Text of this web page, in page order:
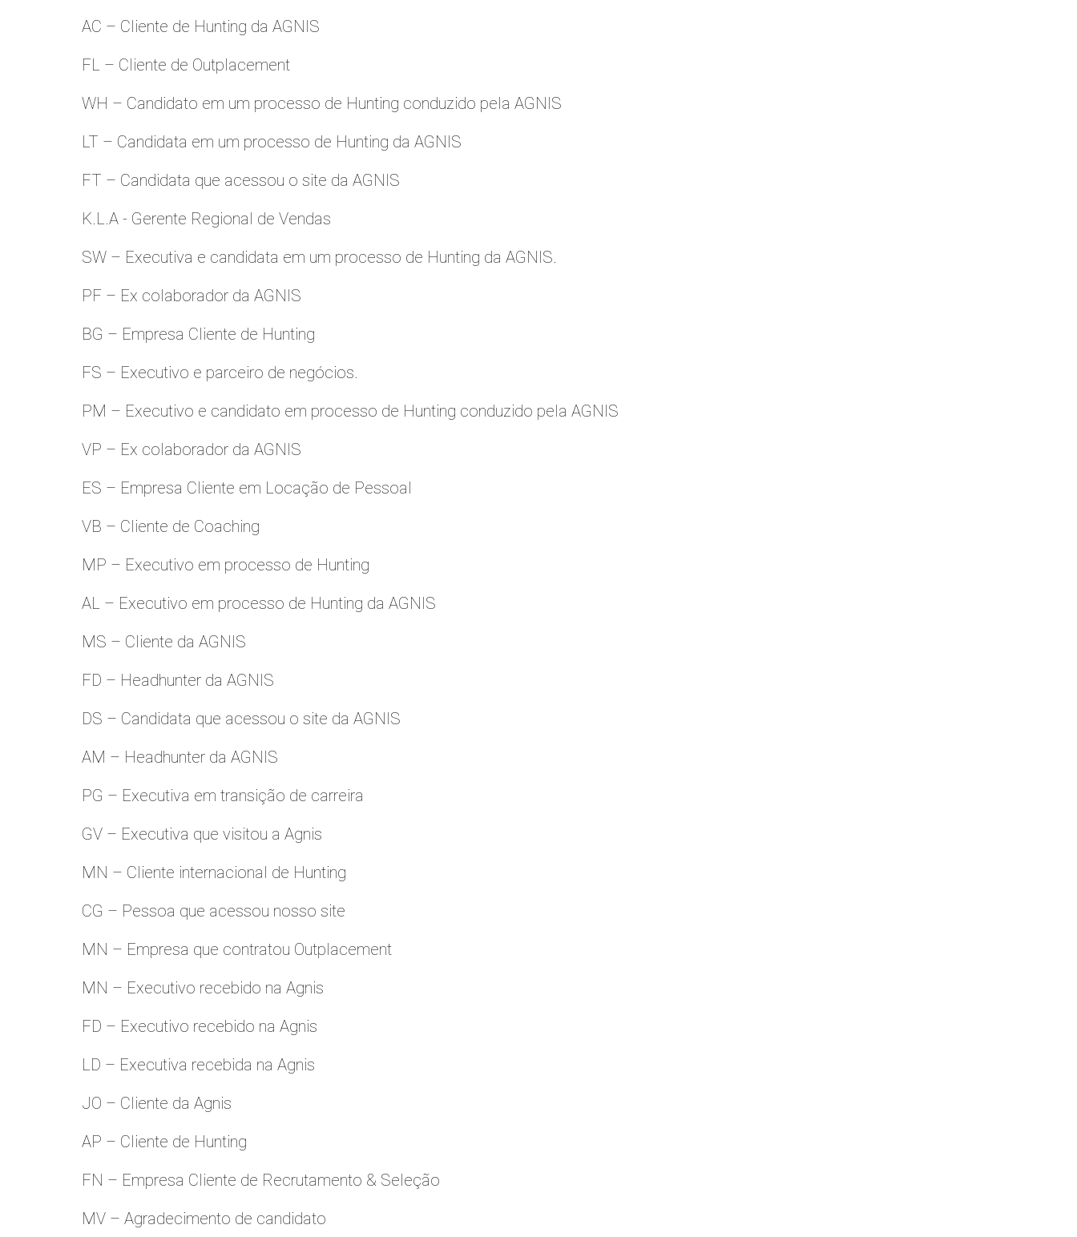
AC – Cliente de Hunting da AGNIS
FL – Cliente de Outplacement
WH – Candidato em um processo de Hunting conduzido pela AGNIS
LT – Candidata em um processo de Hunting da AGNIS
FT – Candidata que acessou o site da AGNIS
K.L.A - Gerente Regional de Vendas
SW – Executiva e candidata em um processo de Hunting da AGNIS.
PF – Ex colaborador da AGNIS
BG – Empresa Cliente de Hunting
FS – Executivo e parceiro de negócios.
PM – Executivo e candidato em processo de Hunting conduzido pela AGNIS
VP – Ex colaborador da AGNIS
ES – Empresa Cliente em Locação de Pessoal
VB – Cliente de Coaching
MP – Executivo em processo de Hunting
AL – Executivo em processo de Hunting da AGNIS
MS – Cliente da AGNIS
FD – Headhunter da AGNIS
DS – Candidata que acessou o site da AGNIS
AM – Headhunter da AGNIS
PG – Executiva em transição de carreira
GV – Executiva que visitou a Agnis
MN – Cliente internacional de Hunting
CG – Pessoa que acessou nosso site
MN – Empresa que contratou Outplacement
MN – Executivo recebido na Agnis
FD – Executivo recebido na Agnis
LD – Executiva recebida na Agnis
JO – Cliente da Agnis
AP – Cliente de Hunting
FN – Empresa Cliente de Recrutamento & Seleção
MV – Agradecimento de candidato